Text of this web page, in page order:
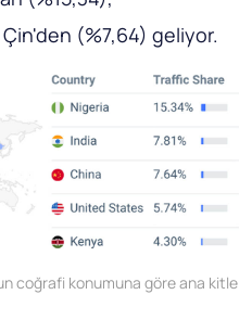
(%7,64) geliyor.
coğrafi konumuna göre ana kitle